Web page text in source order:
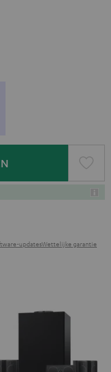
updatesWettelijke garantie